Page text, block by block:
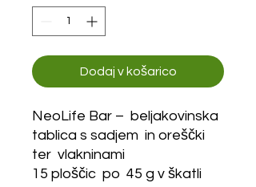
Dodaj v košarico
NeoLife Bar – beljakovinska
tablica s sadjem in oreščki
ter vlakninami
15 ploščic po 45 g v škatli